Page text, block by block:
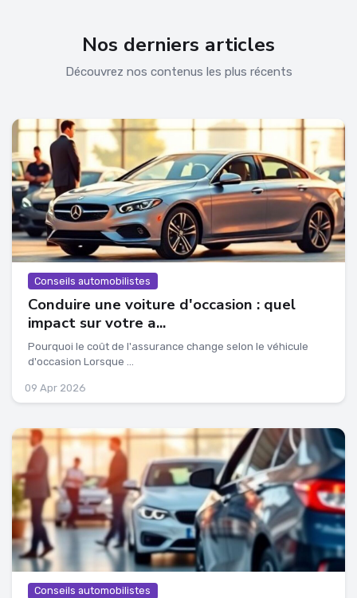
Nos derniers articles
Découvrez nos contenus les plus récents
Conseils automobilistes
Conduire une voiture d'occasion : quel
impact sur votre a...
Pourquoi le coût de l'assurance change selon le véhicule
d'occasion Lorsque ...
09 Apr 2026
Conseils automobilistes